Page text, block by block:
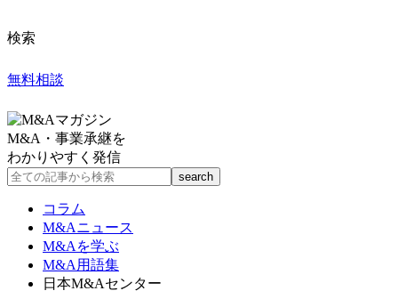
検索
無料相談
M&A・事業承継を
わかりやすく発信
コラム
M&Aニュース
M&Aを学ぶ
M&A用語集
日本M&Aセンター